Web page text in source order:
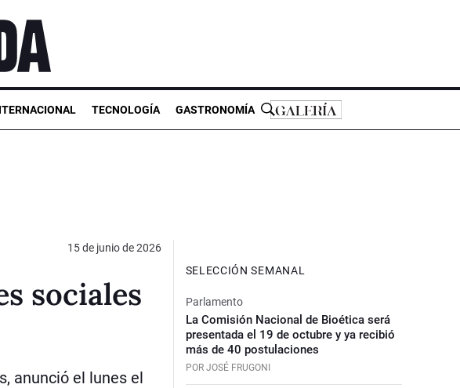
TECNOLOGÍA GASTRONOMÍA
15 de junio de 2026
sociales
anunció el lunes el
SELECCIÓN SEMANAL
Parlamento
La Comisión Nacional de Bioética será
presentada el 19 de octubre y ya recibió
más de 40 postulaciones
POR JOSÉ FRUGONI